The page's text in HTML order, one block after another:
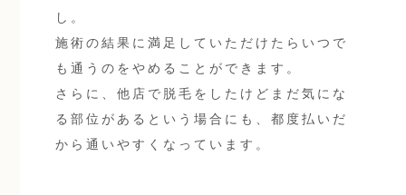
し。
施術の結果に満足していただけたらいつで
も通うのをやめることができます。
さらに、他店で脱毛をしたけどまだ気にな
る部位があるという場合にも、都度払いだ
から通いやすくなっています。